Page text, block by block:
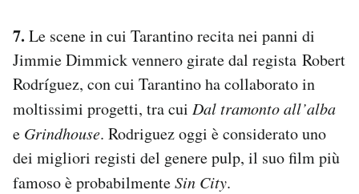
7. Le scene in cui Tarantino recita nei panni di
Jimmie Dimmick vennero girate dal regista Robert
Rodríguez, con cui Tarantino ha collaborato in
moltissimi progetti, tra cui Dal tramonto all’alba
e Grindhouse. Rodriguez oggi è considerato uno
dei migliori registi del genere pulp, il suo film più
famoso è probabilmenteSin City.